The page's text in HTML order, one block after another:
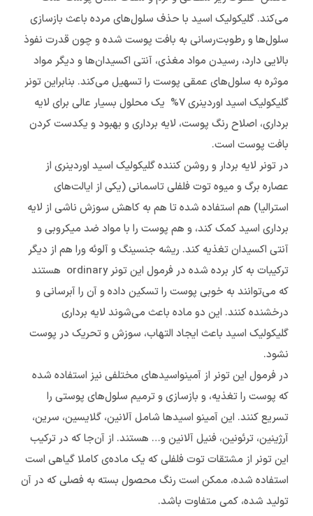
می‌کند. گلیکولیک اسید با حذف سلول‌های مرده باعث بازسازی
سلول‌ها و رطوبت‌رسانی به بافت پوست شده و چون قدرت نفوذ
بالایی دارد، رسیدن مواد مغذی، آنتی اکسیدان‌ها و دیگر مواد
موثره به سلول‌های عمقی پوست را تسهیل می‌کند. بنابراین تونر
گلیکولیک اسید اوردینری ۷% یک محلول بسیار عالی برای لایه
برداری، اصلاح رنگ پوست، لایه برداری و بهبود و یکدست کردن
بافت پوست است.
در تونر لایه بردار و روشن کننده گلیکولیک اسید اوردینری از
عصاره برگ و میوه توت فلفلی تاسمانی (یکی از ایالت‌های
استرالیا) هم استفاده شده تا هم به کاهش سوزش ناشی از لایه
برداری اسید کمک کند، و هم پوست را با مواد ضد میکروبی و
آنتی اکسیدان تغذیه کند. ریشه جنسینگ و آلوئه ورا هم از دیگر
ترکیبات به کار برده شده در فرمول این تونر ordinary هستند
که می‌توانند به خوبی پوست را تسکین داده و آن را آبرسانی و
درخشنده کنند. این دو ماده باعث می‌شوند لایه برداری
گلیکولیک اسید باعث ایجاد التهاب، سوزش و تحریک در پوست
نشود.
در فرمول این تونر از آمینواسیدهای مختلفی نیز استفاده شده
که پوست را تغذیه، و بازسازی و ترمیم سلول‌های پوستی را
تسریع کنند. این آمینو اسیدها شامل آلانین، گلایسین، سرین،
آرژینین، ترئونین، فنیل آلانین و… هستند. از آن‌جا که در ترکیب
این تونر از مشتقات توت فلفلی که یک ماده‌ی کاملا گیاهی است
استفاده شده، ممکن است رنگ محصول بسته به فصلی که در آن
تولید شده، کمی متفاوت باشد.